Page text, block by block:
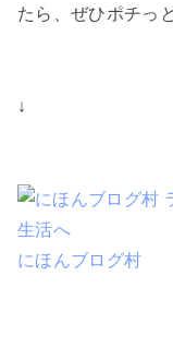
たら、ぜひポチっ
↓
にほんブログ村